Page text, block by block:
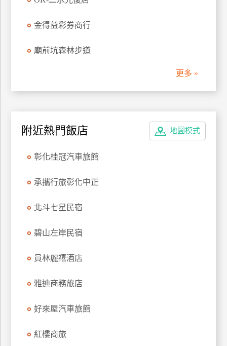
旅
金得益彩券商行
廟前坑森林步道
更多 »
地圖模式
附近熱門飯店
彰化桂冠汽車旅館
承攜行旅彰化中正
北斗七星民宿
碧山左岸民宿
員林麗禧酒店
雅迪商務旅店
好來屋汽車旅館
紅樓商旅